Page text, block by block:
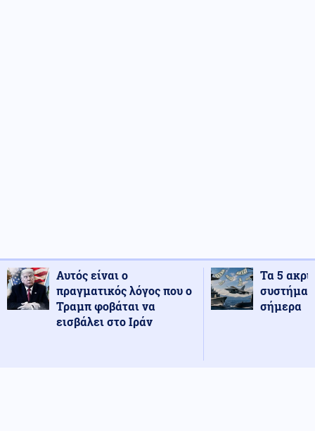
Αυτός είναι ο
πραγματικός λόγος που ο
Τραμπ φοβάται να
εισβάλει στο Ιράν
Τα 5
σήμερα